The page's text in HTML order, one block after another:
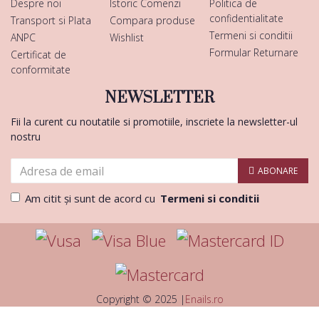
Despre noi
Transport si Plata
ANPC
Certificat de
conformitate
Istoric Comenzi
Compara produse
Wishlist
Politica de
confidentialitate
Termeni si conditii
Formular Returnare
NEWSLETTER
Fii la curent cu noutatile si promotiile, inscriete la newsletter-ul
nostru
ABONARE
Am citit şi sunt de acord cu Termeni si conditii
Copyright © 2025 | Enails.ro